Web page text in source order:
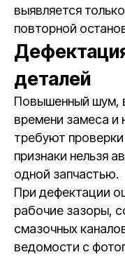
выявляется
повторной
деталей
Повышенный шум,
времени замеса и
требуют проверки
признаки нельзя
одной запчастью.
При дефектации
рабочие зазоры,
смазочных
ведомости с